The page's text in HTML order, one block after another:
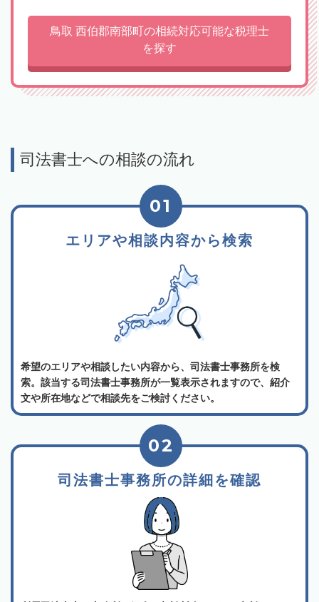
鳥取 西伯郡南部町の相続対応可能な税理士
を探す
司法書士への相談の流れ
エリアや相談内容から検索
01
希望のエリアや相談したい内容から、司法書士事務所を検
索。該当する司法書士事務所が一覧表示されますので、紹介
文や所在地などで相談先をご検討ください。
司法書士事務所の詳細を確認
02